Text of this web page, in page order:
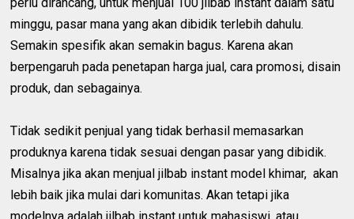
minggu, pasar mana yang akan dibidik terlebih dahulu.
Semakin spesifik akan semakin bagus. Karena akan
berpengaruh pada penetapan harga jual, cara promosi, disain
produk, dan sebagainya.
Tidak sedikit penjual yang tidak berhasil memasarkan
produknya karena tidak sesuai dengan pasar yang dibidik.
Misalnya jika akan menjual jilbab instant model khimar, akan
lebih baik jika mulai dari komunitas. Akan tetapi jika